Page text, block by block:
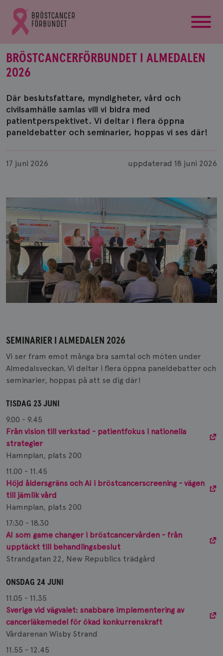
Gå
till
Bröstcancerförbundets
startsida
BRÖSTCANCERFÖRBUNDET I ALMEDALEN
2026
Där beslutsfattare, myndigheter, vård och
civilsamhälle samlas vill vi bidra med
patientperspektivet. Vi deltar i flera öppna
paneldebatter och seminarier, hoppas vi ses där!
Publicerad
17 juni 2026 uppdaterad 18 juni 2026
SEMINARIER I ALMEDALEN 2026
Vi ser fram emot många bra samtal och möten under
Almedalsveckan. Vi deltar i flera öppna paneldebatter och
seminarier, hoppas på att se dig där!
TISDAG 23 JUNI
9.00 - 9.45
Från vision till verkstad - patientfokus i nationella
strategier
Hamnplan, plats 200
11.00 - 11.45
Höjd åldersgräns och AI i bröstcancerscreening - vägen
till jämlik vård
Hamnplan, plats 200
17:30 - 18.30
AI som game changer i bröstcancervården - från
upptäckt till behandlingsbeslut
Strandgatan 22, New Republics trädgård
ONSDAG 24 JUNI
11.05 - 11.35
Sverige vid vägvalet: snabbare implementering av
cancerläkemedel för ökad konkurrenskraft
Vårdarenan Wisby Strand
11.55 - 12.45